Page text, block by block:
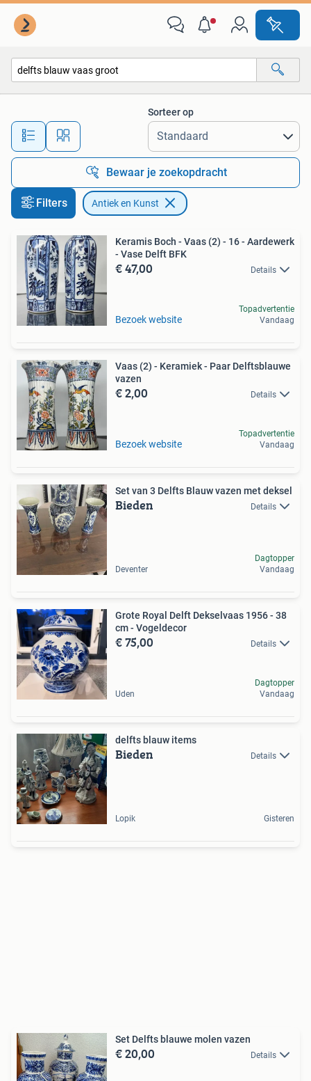
Alle afstanden…
Sorteer op
Bewaar je zoekopdracht
Filters Antiek en Kunst
Keramis Boch - Vaas (2) - 16 - Aardewerk
- Vase Delft BFK
€ 47,00 Details
Bezoek website
Topadvertentie
Vandaag
Vaas (2) - Keramiek - Paar Delftsblauwe
vazen
€ 2,00 Details
Bezoek website
Topadvertentie
Vandaag
Set van 3 Delfts Blauw vazen met deksel
Bieden Details
Deventer
Dagtopper
Vandaag
Grote Royal Delft Dekselvaas 1956 - 38
cm - Vogeldecor
€ 75,00 Details
Uden
Dagtopper
Vandaag
delfts blauw items
Bieden Details
Lopik Gisteren
Set Delfts blauwe molen vazen
€ 20,00 Details